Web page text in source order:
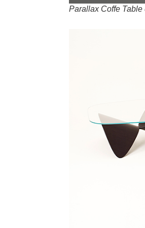
Parallax Coffe